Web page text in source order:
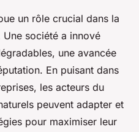
un rôle crucial dans la
Une société a innové
une avancée
En puisant dans
les acteurs du
peuvent adapter et
pour maximiser leur